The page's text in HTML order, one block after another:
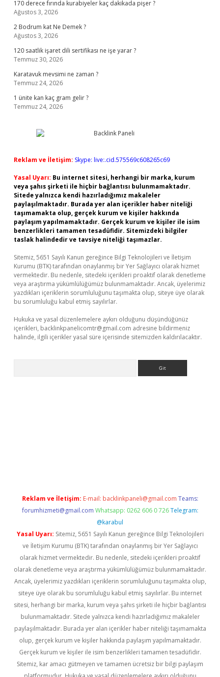
170 derece fırında kurabiyeler kaç dakikada pişer ?
Ağustos 3, 2026
2 Bodrum kat Ne Demek ?
Ağustos 3, 2026
120 saatlik işaret dili sertifikası ne işe yarar ?
Temmuz 30, 2026
Karatavuk mevsimi ne zaman ?
Temmuz 24, 2026
1 ünite kan kaç gram gelir ?
Temmuz 24, 2026
Reklam ve İletişim: Skype: live:.cid.575569c608265c69
Yasal Uyarı: Bu internet sitesi, herhangi bir marka, kurum
veya şahıs şirketi ile hiçbir bağlantısı bulunmamaktadır.
Sitede yalnızca kendi hazırladığımız makaleler
paylaşılmaktadır. Burada yer alan içerikler haber niteliği
taşımamakta olup, gerçek kurum ve kişiler hakkında
paylaşım yapılmamaktadır. Gerçek kurum ve kişiler ile isim
benzerlikleri tamamen tesadüfidir. Sitemizdeki bilgiler
taslak halindedir ve tavsiye niteliği taşımazlar.
Sitemiz, 5651 Sayılı Kanun gereğince Bilgi Teknolojileri ve İletişim
Kurumu (BTK) tarafından onaylanmış bir Yer Sağlayıcı olarak hizmet
vermektedir. Bu nedenle, sitedeki içerikleri proaktif olarak denetleme
veya araştırma yükümlülüğümüz bulunmamaktadır. Ancak, üyelerimiz
yazdıkları içeriklerin sorumluluğunu taşımakta olup, siteye üye olarak
bu sorumluluğu kabul etmiş sayılırlar.
Hukuka ve yasal düzenlemelere aykırı olduğunu düşündüğünüz
içerikleri, backlinkpanelicomtr@gmail.com adresine bildirmeniz
halinde, ilgili içerikler yasal süre içerisinde sitemizden kaldırılacaktır.
Reklam ve İletişim: E-mail: backlinkpaneli@gmail.com Teams:
forumhizmeti@gmail.com Whatsapp: 0262 606 0 726 Telegram:
@karabul
Yasal Uyarı: Sitemiz, 5651 Sayılı Kanun gereğince Bilgi Teknolojileri
ve İletişim Kurumu (BTK) tarafından onaylanmış bir Yer Sağlayıcı
olarak hizmet vermektedir. Bu nedenle, sitedeki içerikleri proaktif
olarak denetleme veya araştırma yükümlülüğümüz bulunmamaktadır.
Ancak, üyelerimiz yazdıkları içeriklerin sorumluluğunu taşımakta olup,
siteye üye olarak bu sorumluluğu kabul etmiş sayılırlar. Bu internet
sitesi, herhangi bir marka, kurum veya şahıs şirketi ile hiçbir bağlantısı
bulunmamaktadır. Sitede yalnızca kendi hazırladığımız makaleler
paylaşılmaktadır. Burada yer alan içerikler haber niteliği taşımamakta
olup, gerçek kurum ve kişiler hakkında paylaşım yapılmamaktadır.
Gerçek kurum ve kişiler ile isim benzerlikleri tamamen tesadüfidir.
Sitemiz, kar amacı gütmeyen ve tamamen ücretsiz bir bilgi paylaşım